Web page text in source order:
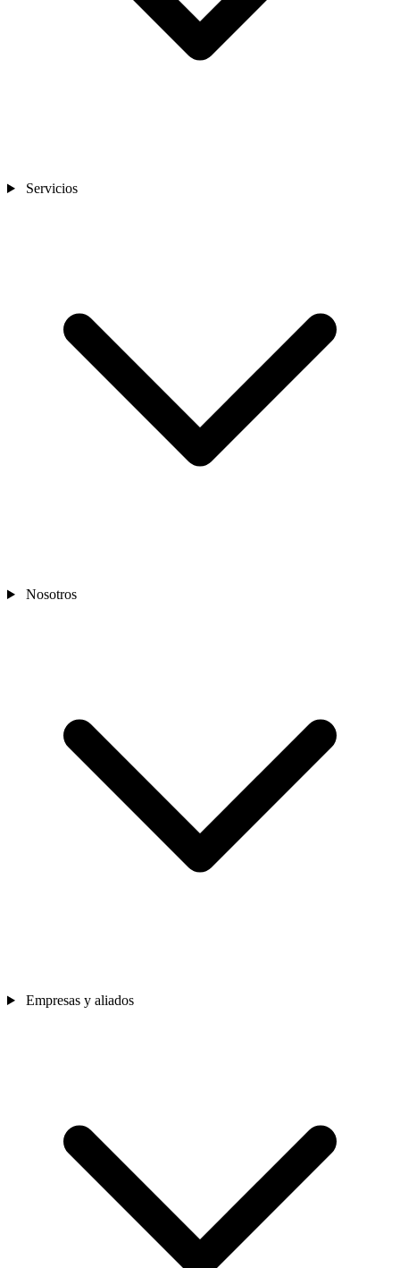
Servicios
Nosotros
Empresas y aliados